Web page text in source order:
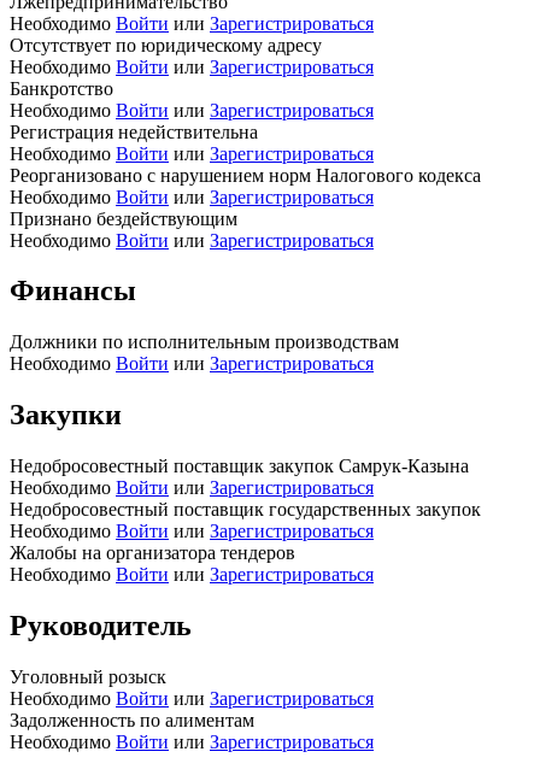
Необходимо Войти или Зарегистрироваться
Отсутствует по юридическому адресу
Необходимо Войти или Зарегистрироваться
Банкротство
Необходимо Войти или Зарегистрироваться
Регистрация недействительна
Необходимо Войти или Зарегистрироваться
Реорганизовано с нарушением норм Налогового кодекса
Необходимо Войти или Зарегистрироваться
Признано бездействующим
Необходимо Войти или Зарегистрироваться
Финансы
Должники по исполнительным производствам
Необходимо Войти или Зарегистрироваться
Закупки
Недобросовестный поставщик закупок Самрук-Казына
Необходимо Войти или Зарегистрироваться
Недобросовестный поставщик государственных закупок
Необходимо Войти или Зарегистрироваться
Жалобы на организатора тендеров
Необходимо Войти или Зарегистрироваться
Руководитель
Уголовный розыск
Необходимо Войти или Зарегистрироваться
Задолженность по алиментам
Необходимо Войти или Зарегистрироваться